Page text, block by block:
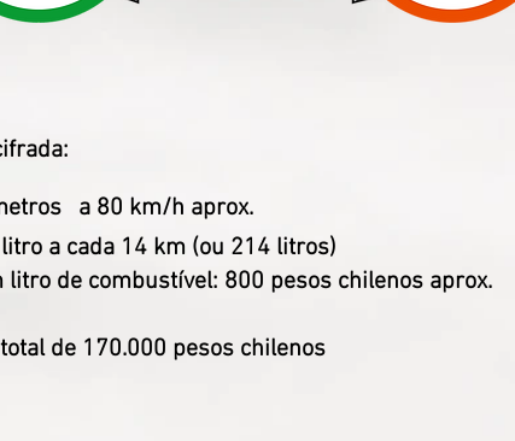
a 80 km/h aprox.
a cada 14 km (ou 214 litros)
litro de combustível: 800 pesos chilenos aprox.
de 170.000 pesos chilenos